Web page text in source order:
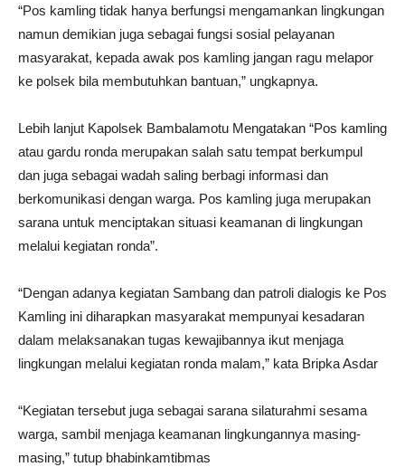
“Pos kamling tidak hanya berfungsi mengamankan lingkungan
namun demikian juga sebagai fungsi sosial pelayanan
masyarakat, kepada awak pos kamling jangan ragu melapor
ke polsek bila membutuhkan bantuan,” ungkapnya.
Lebih lanjut Kapolsek Bambalamotu Mengatakan “Pos kamling
atau gardu ronda merupakan salah satu tempat berkumpul
dan juga sebagai wadah saling berbagi informasi dan
berkomunikasi dengan warga. Pos kamling juga merupakan
sarana untuk menciptakan situasi keamanan di lingkungan
melalui kegiatan ronda”.
“Dengan adanya kegiatan Sambang dan patroli dialogis ke Pos
Kamling ini diharapkan masyarakat mempunyai kesadaran
dalam melaksanakan tugas kewajibannya ikut menjaga
lingkungan melalui kegiatan ronda malam,” kata Bripka Asdar
“Kegiatan tersebut juga sebagai sarana silaturahmi sesama
warga, sambil menjaga keamanan lingkungannya masing-
masing,” tutup bhabinkamtibmas